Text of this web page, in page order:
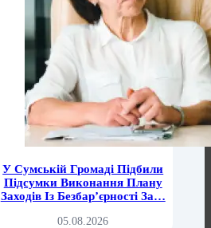
У Сумській Громаді Підбили
Підсумки Виконання Плану
Заходів Із Безбар’єрності За…
05.08.2026